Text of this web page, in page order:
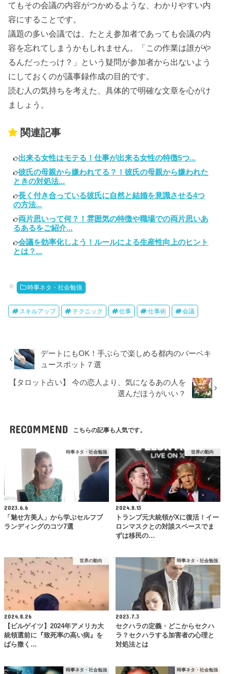
てもその会議の内容がつかめるような、わかりやすい内
容にすることです。
議題の多い会議では、たとえ参加者であっても会議の内
容を忘れてしまうかもしれません。「この作業は誰がや
るんだったっけ？」という疑問が参加者から出ないよう
にしておくのが議事録作成の目的です。
読む人の気持ちを考えた、具体的で明確な文章を心がけ
ましょう。
関連記事
出来る女性はモテる！仕事が出来る女性の特徴5つ...
彼氏の母親から嫌われてる？！彼氏の母親から嫌われた
ときの対処法...
長く付き合っている彼氏に自然と結婚を意識させる4つ
の方法...
両片思いって何？！雰囲気の特徴や職場での両片思いあ
るあるをご紹介...
会議を効率化しよう！ルールによる生産性向上のヒント
とは？...
時事ネタ・社会勉強
スキルアップ テクニック 仕事 仕事術 会議
デートにもOK！手ぶらで楽しめる都内のバーベキ
ュースポット７選
【タロット占い】 今の恋人より、気になるあの人を
選んだほうがいい？
RECOMMEND こちらの記事も人気です。
時事ネタ・社会勉強
2023.6.6
「魅せ方美人」から学ぶセルフブ
ランディングのコツ7選
世界の動向
2024.8.13
トランプ元大統領がXに復活！イー
ロンマスクとの対談スペースでま
ずは移民の…
世界の動向
2024.8.26
【ビルゲイツ】2024年アメリカ大
統領選前に『致死率の高い病』を
ばら撒く…
時事ネタ・社会勉強
2023.7.3
セクハラの定義・どこからセクハ
ラ？セクハラする加害者の心理と
対処法とは
時事ネタ・社会勉強 時事ネタ・社会勉強